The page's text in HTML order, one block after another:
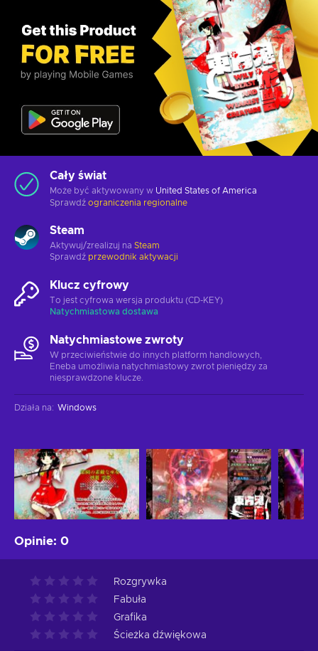
Cały świat
Może być aktywowany w United States of America
Sprawdź ograniczenia regionalne
Steam
Aktywuj/zrealizuj na Steam
Sprawdź przewodnik aktywacji
Klucz cyfrowy
To jest cyfrowa wersja produktu (CD-KEY)
Natychmiastowa dostawa
Natychmiastowe zwroty
W przeciwieństwie do innych platform handlowych,
Eneba umożliwia natychmiastowy zwrot pieniędzy za
niesprawdzone klucze.
Działa na: Windows
Opinie: 0
Rozgrywka
Fabuła
Grafika
Ścieżka dźwiękowa